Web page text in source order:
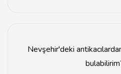
Nevşehir'deki